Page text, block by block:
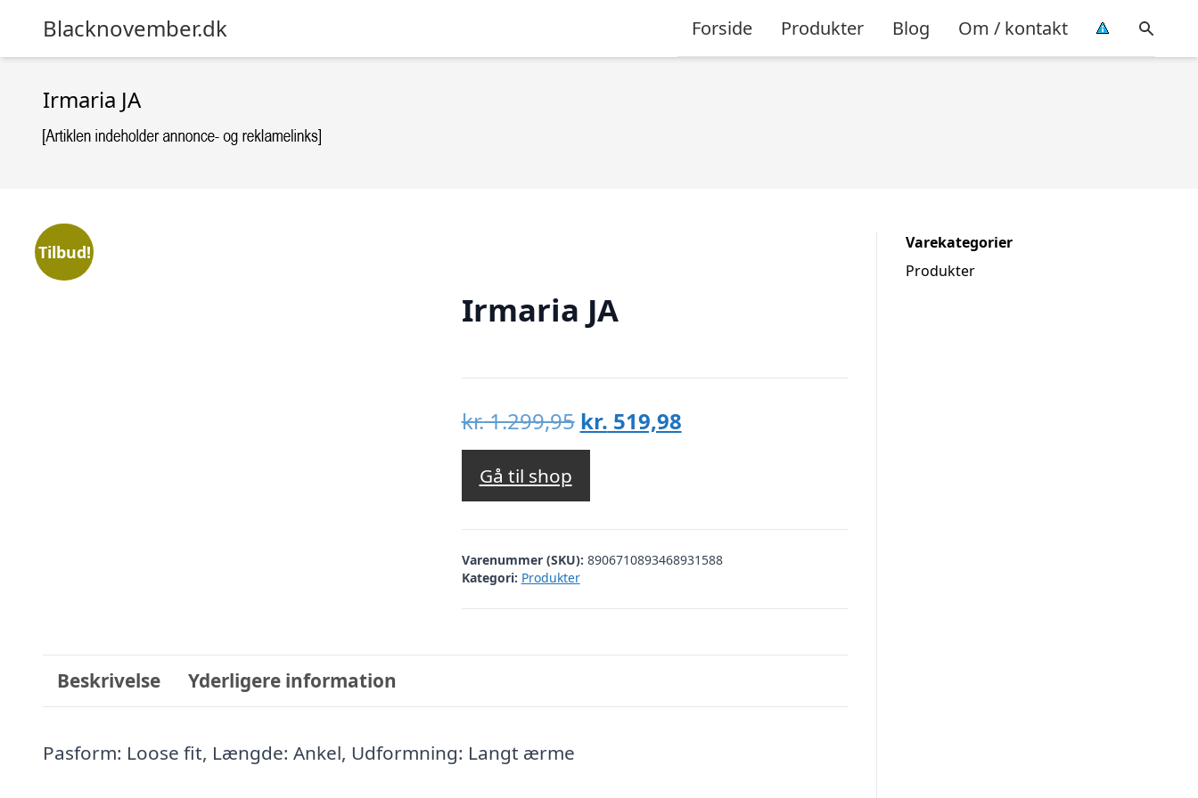
Blacknovember.dk Forside Produkter Blog Om / kontakt
Irmaria JA
Tilbud!
Irmaria JA
kr.1.299,95 Den
oprindelige
var:
kr. 1.299,95.
kr. 519,98Den
kr. 519,98.
Gå til shop
Varenummer (SKU): 8906710893468931588
Kategori: Produkter
Beskrivelse Yderligere information
Pasform: Loose fit, Længde: Ankel, Udformning: Langt ærme
Varekategorier
Produkter